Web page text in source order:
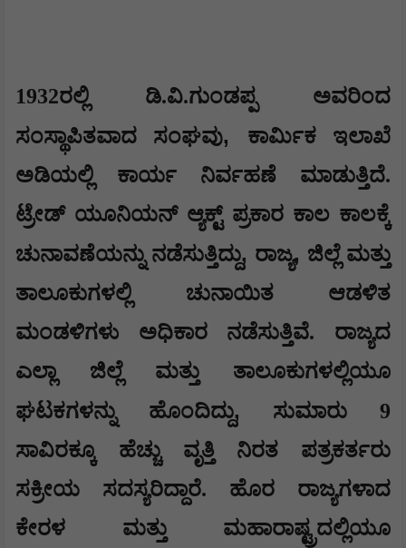
1932ರಲ್ಲಿ ಡಿ.ವಿ.ಗುಂಡಪ್ಪ ಅವರಿಂದ
ಸಂಸ್ಥಾಪಿತವಾದ ಸಂಘವು, ಕಾರ್ಮಿಕ ಇಲಾಖೆ
ಅಡಿಯಲ್ಲಿ ಕಾರ್ಯ ನಿರ್ವಹಣೆ ಮಾಡುತ್ತಿದೆ.
ಟ್ರೇಡ್ ಯೂನಿಯನ್ ಆ್ಯಕ್ಟ್ ಪ್ರಕಾರ ಕಾಲ ಕಾಲಕ್ಕೆ
ಚುನಾವಣೆಯನ್ನು ನಡೆಸುತ್ತಿದ್ದು, ರಾಜ್ಯ, ಜಿಲ್ಲೆ ಮತ್ತು
ತಾಲೂಕುಗಳಲ್ಲಿ ಚುನಾಯಿತ ಆಡಳಿತ
ಮಂಡಳಿಗಳು ಅಧಿಕಾರ ನಡೆಸುತ್ತಿವೆ. ರಾಜ್ಯದ
ಎಲ್ಲಾ ಜಿಲ್ಲೆ ಮತ್ತು ತಾಲೂಕುಗಳಲ್ಲಿಯೂ
ಘಟಕಗಳನ್ನು ಹೊಂದಿದ್ದು, ಸುಮಾರು 9
ಸಾವಿರಕ್ಕೂ ಹೆಚ್ಚು ವೃತ್ತಿ ನಿರತ ಪತ್ರಕರ್ತರು
ಸಕ್ರೀಯ ಸದಸ್ಯರಿದ್ದಾರೆ. ಹೊರ ರಾಜ್ಯಗಳಾದ
ಕೇರಳ ಮತ್ತು ಮಹಾರಾಷ್ಟ್ರದಲ್ಲಿಯೂ